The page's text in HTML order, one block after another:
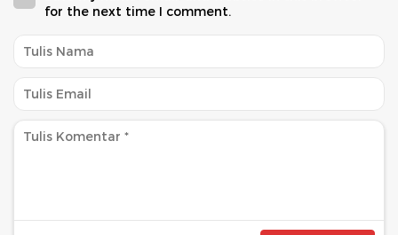
for the next time I comment.